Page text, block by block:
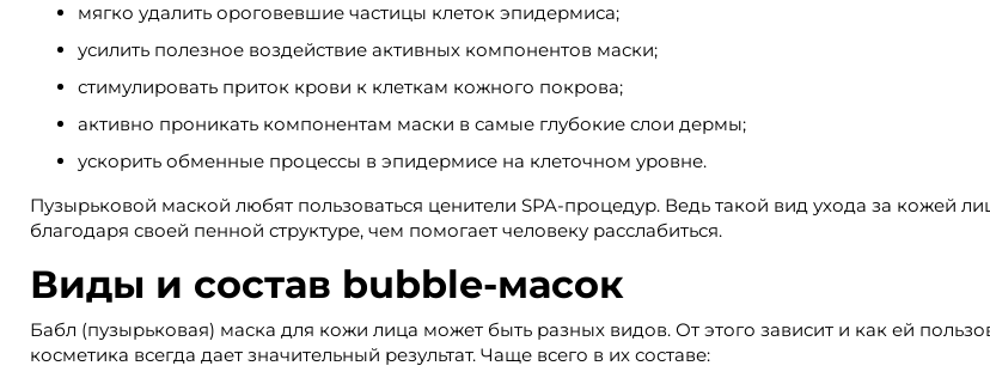
мягко удалить ороговевшие частицы клеток эпидермиса;
усилить полезное воздействие активных компонентов маски;
стимулировать приток крови к клеткам кожного покрова;
активно проникать компонентам маски в самые глубокие слои дермы;
ускорить обменные процессы в эпидермисе на клеточном уровне.
Пузырьковой маской любят пользоваться ценители SPA-процедур. Ведь такой вид ухода за кожей
благодаря своей пенной структуре, чем помогает человеку расслабиться.
Виды и состав bubble-масок
Бабл (пузырьковая) маска для кожи лица может быть разных видов. От этого зависит и как ей
косметика всегда дает значительный результат. Чаще всего в их составе: